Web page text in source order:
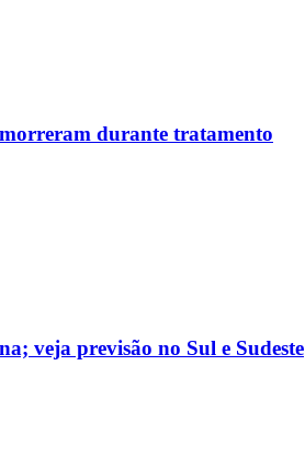
durante tratamento
veja previsão no Sul e Sudeste